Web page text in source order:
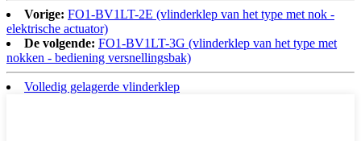
Vorige: FO1-BV1LT-2E (vlinderklep van het type met nok -
elektrische actuator)
De volgende: FO1-BV1LT-3G (vlinderklep van het type met
nokken - bediening versnellingsbak)
Volledig gelagerde vlinderklep